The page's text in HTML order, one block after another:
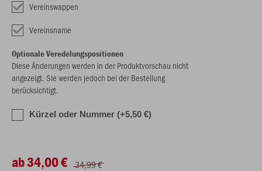
Vereinswappen
Vereinsname
Optionale Veredelungspositionen
Diese Änderungen werden in der Produktvorschau nicht
angezeigt. Sie werden jedoch bei der Bestellung
berücksichtigt.
Kürzel oder Nummer (+5,50 €)
ab 34,00 € 34,99 €